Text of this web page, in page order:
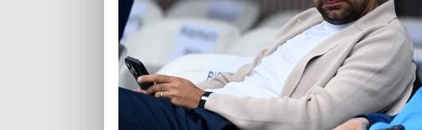
Napoli
e
sport
raccontati